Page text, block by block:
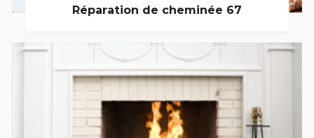
Réparation de cheminée 67